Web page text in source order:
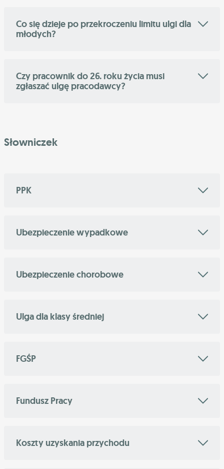
Co się dzieje po przekroczeniu limitu ulgi dla
młodych?
Czy pracownik do 26. roku życia musi
zgłaszać ulgę pracodawcy?
Słowniczek
PPK
Ubezpieczenie wypadkowe
Ubezpieczenie chorobowe
Ulga dla klasy średniej
FGŚP
Fundusz Pracy
Koszty uzyskania przychodu